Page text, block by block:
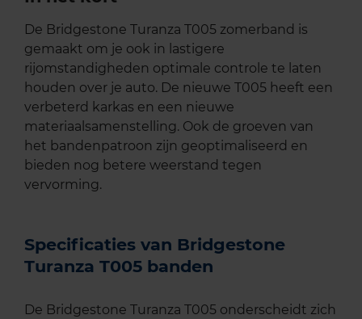
De Bridgestone Turanza T005 zomerband is
gemaakt om je ook in lastigere
rijomstandigheden optimale controle te laten
houden over je auto. De nieuwe T005 heeft een
verbeterd karkas en een nieuwe
materiaalsamenstelling. Ook de groeven van
het bandenpatroon zijn geoptimaliseerd en
bieden nog betere weerstand tegen
vervorming.
Specificaties van Bridgestone
Turanza T005 banden
De Bridgestone Turanza T005 onderscheidt zich